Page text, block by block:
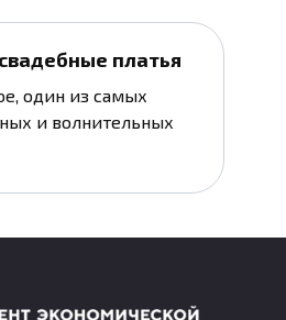
платья
один из самых
и волнительных